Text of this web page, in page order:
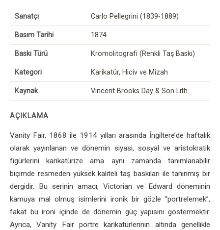
Sanatçı Carlo Pellegrini (1839-1889)
Basım Tarihi 1874
Baskı Türü Kromolitografi (Renkli Taş Baskı)
Kategori Karikatür, Hiciv ve Mizah
Kaynak Vincent Brooks Day & Son Lith.
AÇIKLAMA
Vanity Fair, 1868 ile 1914 yılları arasında İngiltere’de haftalık
olarak yayınlanan ve dönemin siyasi, sosyal ve aristokratik
figürlerini karikatürize ama aynı zamanda tanımlanabilir
biçimde resmeden yüksek kaliteli taş baskıları ile tanınmış bir
dergidir. Bu serinin amacı, Victorian ve Edward döneminin
kamuya mal olmuş isimlerini ironik bir gözle “portrelemek”,
fakat bu ironi içinde de dönemin güç yapısını göstermektir.
Ayrıca, Vanity Fair portre karikatürlerinin altında genellikle